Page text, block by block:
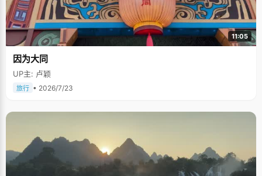
11:05
因为大同
UP主: 卢颖
旅行 • 2026/7/23